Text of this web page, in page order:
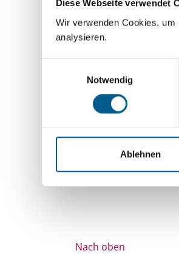
Diese Webseite verwendet
Wir verwenden Cookies,
analysieren.
Notwendig
Ablehnen
Bitte Suchbegriff
verfeinert werden.
Nach oben